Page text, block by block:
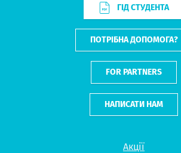
Акції
ГІД СТУДЕНТА
ПОТРІБНА ДОПОМОГА?
FOR PARTNERS
НАПИСАТИ НАМ